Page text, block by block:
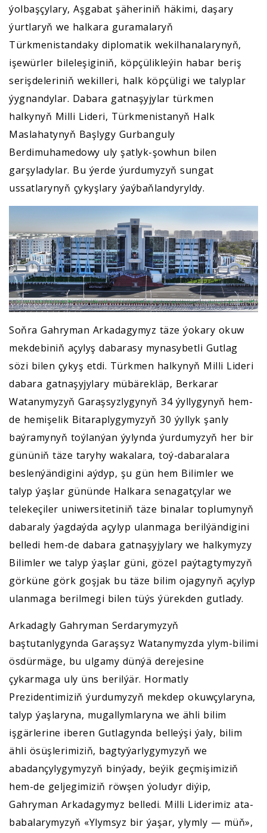
ýolbaşçylary, Aşgabat şäheriniň häkimi, daşary
ýurtlaryň we halkara guramalaryň
Türkmenistandaky diplomatik wekilhanalarynyň,
işewürler bileleşiginiň, köpçülikleýin habar beriş
serişdeleriniň wekilleri, halk köpçüligi we talyplar
ýygnandylar. Dabara gatnaşyjylar türkmen
halkynyň Milli Lideri, Türkmenistanyň Halk
Maslahatynyň Başlygy Gurbanguly
Berdimuhamedowy uly şatlyk-şowhun bilen
garşyladylar. Bu ýerde ýurdumyzyň sungat
ussatlarynyň çykyşlary ýaýbaňlandyryldy.
Soňra Gahryman Arkadagymyz täze ýokary okuw
mekdebiniň açylyş dabarasy mynasybetli Gutlag
sözi bilen çykyş etdi. Türkmen halkynyň Milli Lideri
dabara gatnaşyjylary mübärekläp, Berkarar
Watanymyzyň Garaşsyzlygynyň 34 ýyllygynyň hem-
de hemişelik Bitaraplygymyzyň 30 ýyllyk şanly
baýramynyň toýlanýan ýylynda ýurdumyzyň her bir
gününiň täze taryhy wakalara, toý-dabaralara
beslenýändigini aýdyp, şu gün hem Bilimler we
talyp ýaşlar gününde Halkara senagatçylar we
telekeçiler uniwersitetiniň täze binalar toplumynyň
dabaraly ýagdaýda açylyp ulanmaga berilýändigini
belledi hem-de dabara gatnaşyjylary we halkymyzy
Bilimler we talyp ýaşlar güni, gözel paýtagtymyzyň
görküne görk goşjak bu täze bilim ojagynyň açylyp
ulanmaga berilmegi bilen tüýs ýürekden gutlady.
Arkadagly Gahryman Serdarymyzyň
baştutanlygynda Garaşsyz Watanymyzda ylym-bilimi
ösdürmäge, bu ulgamy dünýä derejesine
çykarmaga uly üns berilýär. Hormatly
Prezidentimiziň ýurdumyzyň mekdep okuwçylaryna,
talyp ýaşlaryna, mugallymlaryna we ähli bilim
işgärlerine iberen Gutlagynda belleýşi ýaly, bilim
ähli ösüşlerimiziň, bagtyýarlygymyzyň we
abadançylygymyzyň binýady, beýik geçmişimiziň
hem-de geljegimiziň röwşen ýoludyr diýip,
Gahryman Arkadagymyz belledi. Milli Liderimiz ata-
babalarymyzyň «Ylymsyz bir ýaşar, ylymly — müň»,